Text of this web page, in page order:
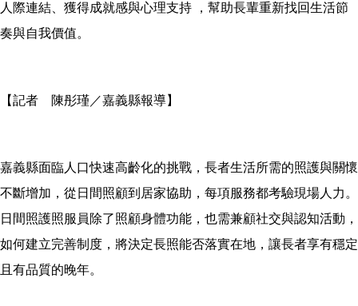
人際連結、獲得成就感與心理支持 ，幫助長輩重新找回生活節
奏與自我價值。
【記者 陳彤瑾／嘉義縣報導】
嘉義縣面臨人口快速高齡化的挑戰，長者生活所需的照護與關懷
不斷增加，從日間照顧到居家協助，每項服務都考驗現場人力。
日間照護照服員除了照顧身體功能，也需兼顧社交與認知活動，
如何建立完善制度，將決定長照能否落實在地，讓長者享有穩定
且有品質的晚年。